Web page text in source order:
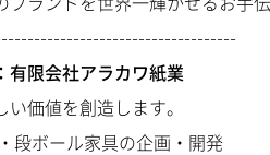
有限会社アラカワ紙業
価値を創造します。
段ボール家具の企画・開発